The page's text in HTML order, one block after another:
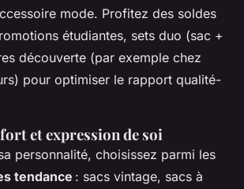
mode. Profitez des soldes
étudiantes, sets duo (sac +
découverte (par exemple chez
pour optimiser le rapport qualité-
et expression de soi
personnalité, choisissez parmi les
tendance : sacs vintage, sacs à